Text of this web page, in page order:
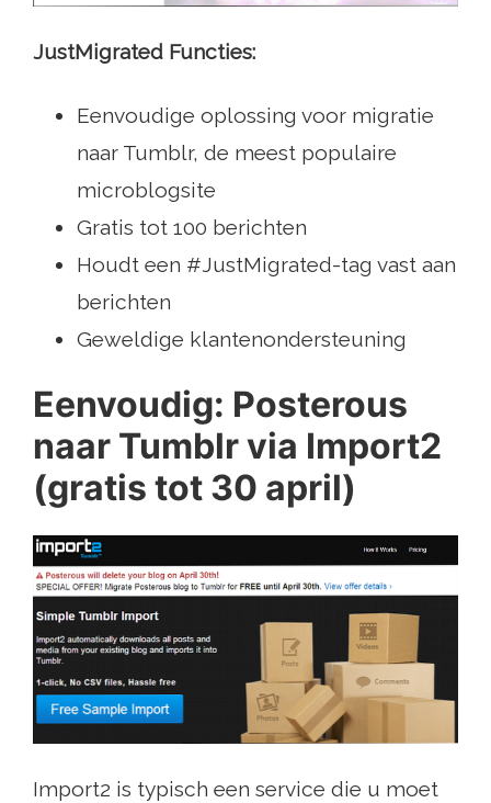
JustMigrated Functies:
Eenvoudige oplossing voor migratie
naar Tumblr, de meest populaire
microblogsite
Gratis tot 100 berichten
Houdt een #JustMigrated-tag vast aan
berichten
Geweldige klantenondersteuning
Eenvoudig: Posterous
naar Tumblr via Import2
(gratis tot 30 april)
Import2 is typisch een service die u moet